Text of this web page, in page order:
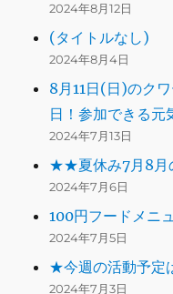
2024年8月12日
(タイトルなし)
2024年8月4日
8月11日(日)のク
日！参加できる元
2024年7月13日
★★夏休み7月8月
2024年7月6日
100円フードメニ
2024年7月5日
★今週の活動予定
2024年7月3日